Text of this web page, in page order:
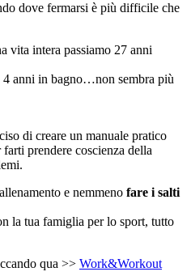
dove fermarsi è più difficile che
vita intera passiamo 27 anni
anni in bagno…non sembra più
di creare un manuale pratico
prendere coscienza della
e nemmeno fare i salti
la tua famiglia per lo sport, tutto
qua >> Work&Workout